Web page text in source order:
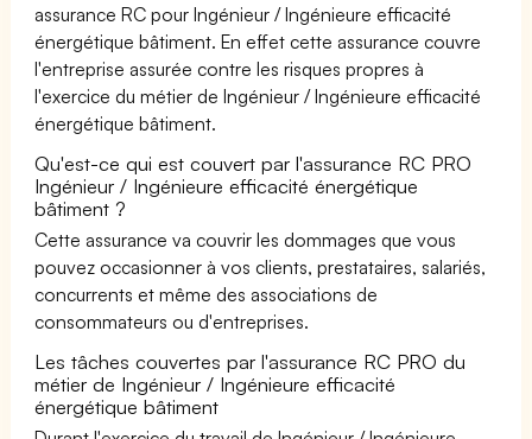
assurance RC pour Ingénieur / Ingénieure efficacité
énergétique bâtiment. En effet cette assurance couvre
l'entreprise assurée contre les risques propres à
l'exercice du métier de Ingénieur / Ingénieure efficacité
énergétique bâtiment.
Qu'est-ce qui est couvert par l'assurance RC PRO
Ingénieur / Ingénieure efficacité énergétique
bâtiment ?
Cette assurance va couvrir les dommages que vous
pouvez occasionner à vos clients, prestataires, salariés,
concurrents et même des associations de
consommateurs ou d'entreprises.
Les tâches couvertes par l'assurance RC PRO du
métier de Ingénieur / Ingénieure efficacité
énergétique bâtiment